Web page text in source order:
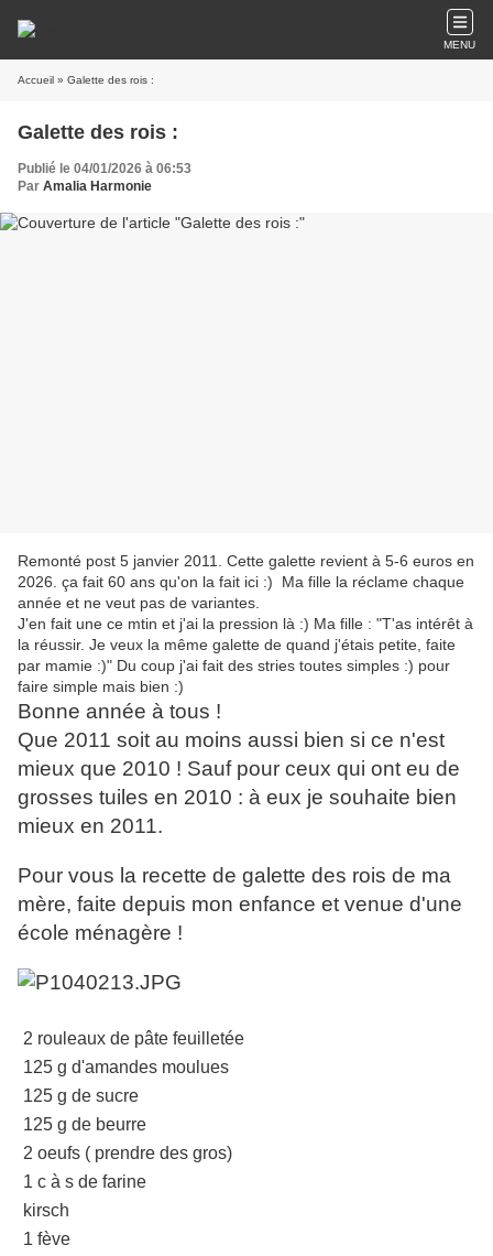
MENU
Accueil » Galette des rois :
Galette des rois :
Publié le 04/01/2026 à 06:53
Par Amalia Harmonie
Remonté post 5 janvier 2011. Cette galette revient à 5-6 euros en
2026. ça fait 60 ans qu'on la fait ici :) Ma fille la réclame chaque
année et ne veut pas de variantes.
J'en fait une ce mtin et j'ai la pression là :) Ma fille : "T'as intérêt à
la réussir. Je veux la même galette de quand j'étais petite, faite
par mamie :)" Du coup j'ai fait des stries toutes simples :) pour
faire simple mais bien :)
Bonne année à tous !
Que 2011 soit au moins aussi bien si ce n'est
mieux que 2010 ! Sauf pour ceux qui ont eu de
grosses tuiles en 2010 : à eux je souhaite bien
mieux en 2011.
Pour vous la recette de galette des rois de ma
mère, faite depuis mon enfance et venue d'une
école ménagère !
2 rouleaux de pâte feuilletée
125 g d'amandes moulues
125 g de sucre
125 g de beurre
2 oeufs ( prendre des gros)
1 c à s de farine
kirsch
1 fève